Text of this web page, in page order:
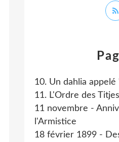
10. Un dahlia
11. L'Ordre des Titjes
11 novembre -
l'Armistice
18 février 1899 -